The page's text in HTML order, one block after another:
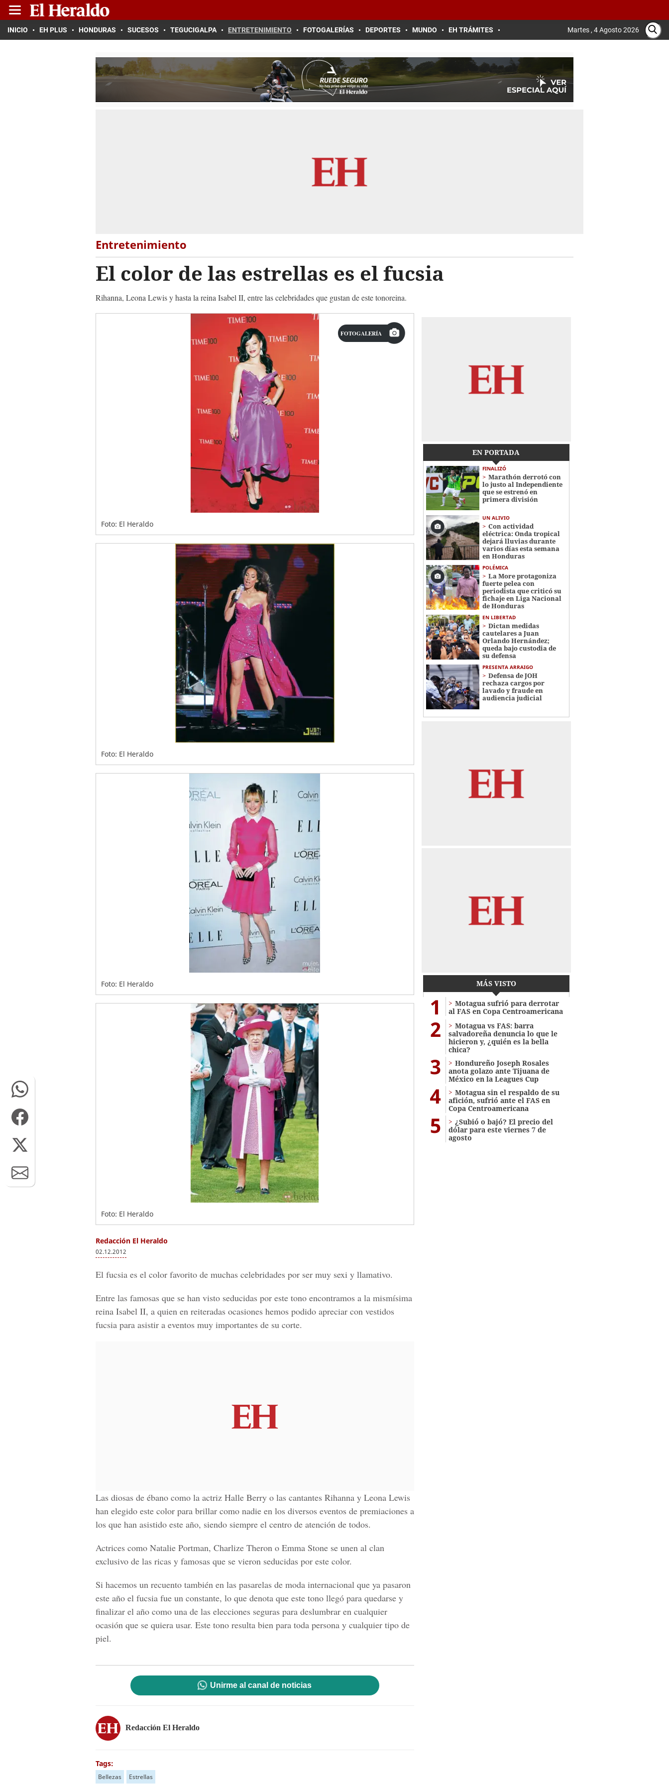
INICIO EH PLUS HONDURAS SUCESOS TEGUCIGALPA ENTRETENIMIENTO FOTOGALERÍAS DEPORTES MUNDO EH TRÁMITES Martes , 4 Agosto 2026
Entretenimiento
El color de las estrellas es el fucsia
Rihanna, Leona Lewis y hasta la reina Isabel II, entre las celebridades que gustan de este tonoreina.
FOTOGALERÍA
Foto: El Heraldo
Foto: El Heraldo
Foto: El Heraldo
Foto: El Heraldo
Redacción El Heraldo
02.12.2012
El fucsia es el color favorito de muchas celebridades por ser muy sexi y llamativo.
Entre las famosas que se han visto seducidas por este tono encontramos a la mismísima
reina Isabel II, a quien en reiteradas ocasiones hemos podido apreciar con vestidos
fucsia para asistir a eventos muy importantes de su corte.
Las diosas de ébano como la actriz Halle Berry o las cantantes Rihanna y Leona Lewis
han elegido este color para brillar como nadie en los diversos eventos de premiaciones a
los que han asistido este año, siendo siempre el centro de atención de todos.
Actrices como Natalie Portman, Charlize Theron o Emma Stone se unen al clan
exclusivo de las ricas y famosas que se vieron seducidas por este color.
Si hacemos un recuento también en las pasarelas de moda internacional que ya pasaron
este año el fucsia fue un constante, lo que denota que este tono llegó para quedarse y
finalizar el año como una de las elecciones seguras para deslumbrar en cualquier
ocasión que se quiera usar. Este tono resulta bien para toda persona y cualquier tipo de
piel.
Unirme al canal de noticias
Redacción El Heraldo
Tags:
Bellezas Estrellas
EN PORTADA
FINALIZÓ
Marathón derrotó con
lo justo al Independiente
que se estrenó en
primera división
UN ALIVIO
Con actividad
eléctrica: Onda tropical
dejará lluvias durante
varios días esta semana
en Honduras
POLÉMICA
La More protagoniza
fuerte pelea con
periodista que criticó su
fichaje en Liga Nacional
de Honduras
EN LIBERTAD
Dictan medidas
cautelares a Juan
Orlando Hernández;
queda bajo custodia de
su defensa
PRESENTA ARRAIGO
Defensa de JOH
rechaza cargos por
lavado y fraude en
audiencia judicial
MÁS VISTO
1
Motagua sufrió para derrotar
al FAS en Copa Centroamericana
2
Motagua vs FAS: barra
salvadoreña denuncia lo que le
hicieron y, ¿quién es la bella
chica?
3
Hondureño Joseph Rosales
anota golazo ante Tijuana de
México en la Leagues Cup
4
Motagua sin el respaldo de su
afición, sufrió ante el FAS en
Copa Centroamericana
5
¿Subió o bajó? El precio del
dólar para este viernes 7 de
agosto